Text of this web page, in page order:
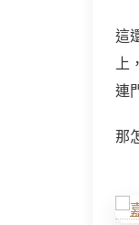
這
上
連
那